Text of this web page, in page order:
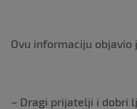
Ovu informaciju objavio
– Dragi prijatelji i dobri